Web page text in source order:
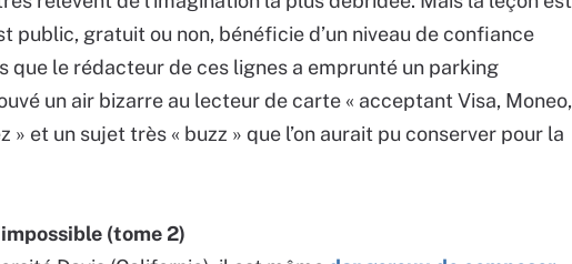
public, gratuit ou non, bénéficie d’un niveau de confiance
que le rédacteur de ces lignes a emprunté un parking
un air bizarre au lecteur de carte « acceptant Visa, Moneo,
» et un sujet très « buzz » que l’on aurait pu conserver pour la
(tome 2)